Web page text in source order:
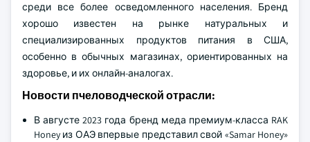
среди все более осведомленного населения. Бренд
хорошо известен на рынке натуральных и
специализированных продуктов питания в США,
особенно в обычных магазинах, ориентированных на
здоровье, и их онлайн-аналогах.
Новости пчеловодческой отрасли:
В августе 2023 года бренд меда премиум-класса RAK
Honey из ОАЭ впервые представил свой «Samar Honey»